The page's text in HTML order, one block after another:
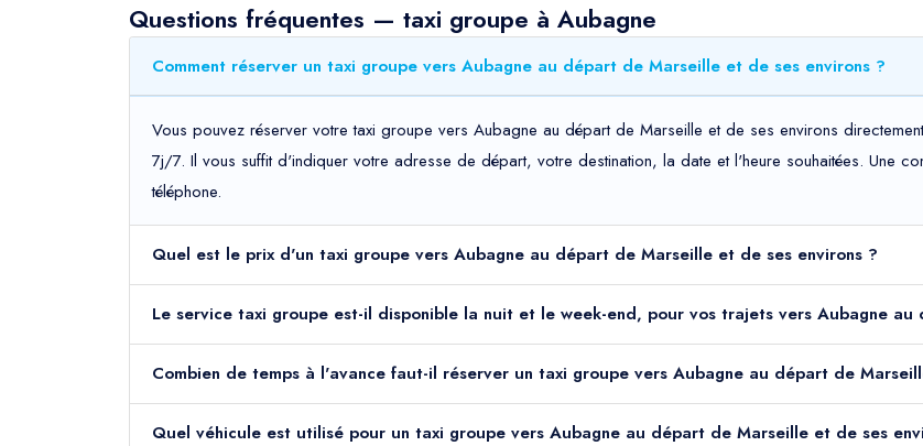
Questions fréquentes — taxi groupe à Aubagne
Comment réserver un taxi groupe vers Aubagne au départ de Marseille et de ses environs ?
Vous pouvez réserver votre taxi groupe vers Aubagne au départ de Marseille et de ses environs
7j/7. Il vous suffit d'indiquer votre adresse de départ, votre destination, la date et l'heure souhaitées. Une
téléphone.
Quel est le prix d'un taxi groupe vers Aubagne au départ de Marseille et de ses environs ?
Le service taxi groupe est-il disponible la nuit et le week-end, pour vos trajets vers
Combien de temps à l'avance faut-il réserver un taxi groupe vers
Quel véhicule est utilisé pour un taxi groupe vers Aubagne au départ de Marseille et de